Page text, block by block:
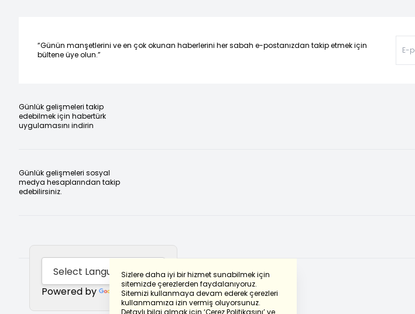
Sizlere daha iyi bir hizmet sunabilmek için
sitemizde çerezlerden faydalanıyoruz.
Sitemizi kullanmaya devam ederek çerezleri
kullanmamıza izin vermiş oluyorsunuz.
Detaylı bilgi almak için ‘Çerez Politikasını’ve
“Günün manşetlerini ve en çok okunan haberlerini her sabah e-postanızdan takip etmek için
bültene üye olun.”
Günlük gelişmeleri takip
edebilmek için habertürk
uygulamasını indirin
Günlük gelişmeleri sosyal
medya hesaplarından takip
edebilirsiniz.
Powered by Translate